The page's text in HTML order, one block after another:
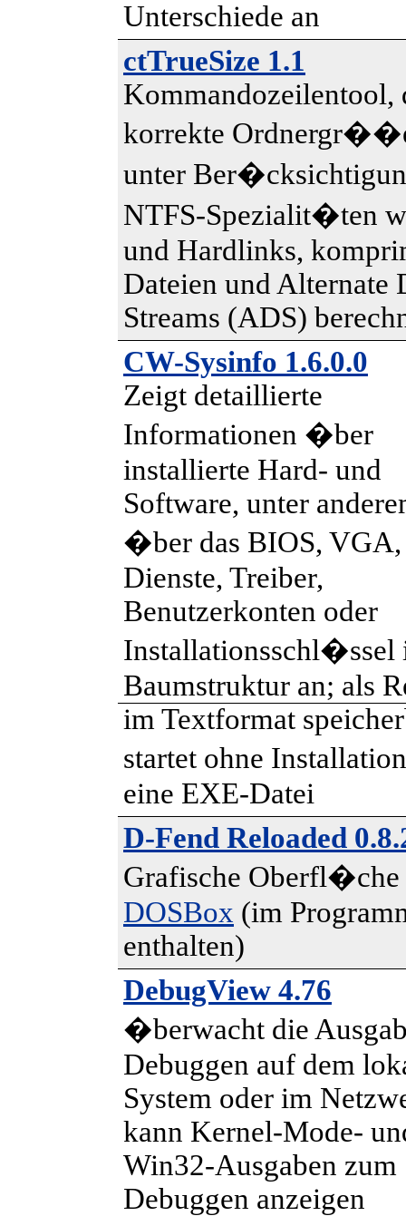
Unterschiede an
ctTrueSize 1.1
Kommandozeilentool,
korrekte
unter
NTFS-Spezialit�ten
und Hardlinks,
Dateien und Alternate
Streams (ADS)
CW-Sysinfo 1.6.0.0
Zeigt detaillierte
Informationen �ber
installierte Hard- und
Software, unter
�ber das BIOS, VGA,
Dienste, Treiber,
Benutzerkonten oder
Installationsschl�ssel
Baumstruktur an; als
im Textformat
startet ohne
eine EXE-Datei
D-Fend Reloaded
Grafische
DOSBox (im
enthalten)
DebugView 4.76
�berwacht die
Debuggen auf dem
System oder im
kann Kernel-Mode-
Win32-Ausgaben zum
Debuggen anzeigen